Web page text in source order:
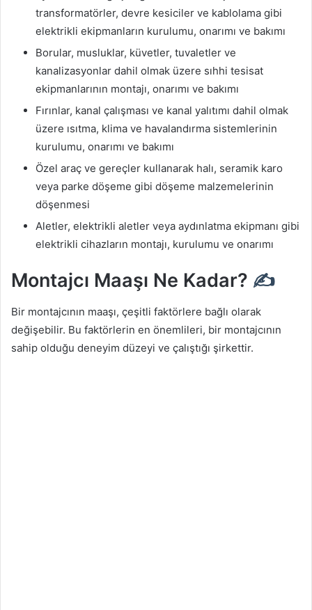
transformatörler, devre kesiciler ve kablolama gibi
elektrikli ekipmanların kurulumu, onarımı ve bakımı
Borular, musluklar, küvetler, tuvaletler ve
kanalizasyonlar dahil olmak üzere sıhhi tesisat
ekipmanlarının montajı, onarımı ve bakımı
Fırınlar, kanal çalışması ve kanal yalıtımı dahil olmak
üzere ısıtma, klima ve havalandırma sistemlerinin
kurulumu, onarımı ve bakımı
Özel araç ve gereçler kullanarak halı, seramik karo
veya parke döşeme gibi döşeme malzemelerinin
döşenmesi
Aletler, elektrikli aletler veya aydınlatma ekipmanı gibi
elektrikli cihazların montajı, kurulumu ve onarımı
Montajcı Maaşı Ne Kadar? ✍
Bir montajcının maaşı, çeşitli faktörlere bağlı olarak
değişebilir. Bu faktörlerin en önemlileri, bir montajcının
sahip olduğu deneyim düzeyi ve çalıştığı şirkettir.